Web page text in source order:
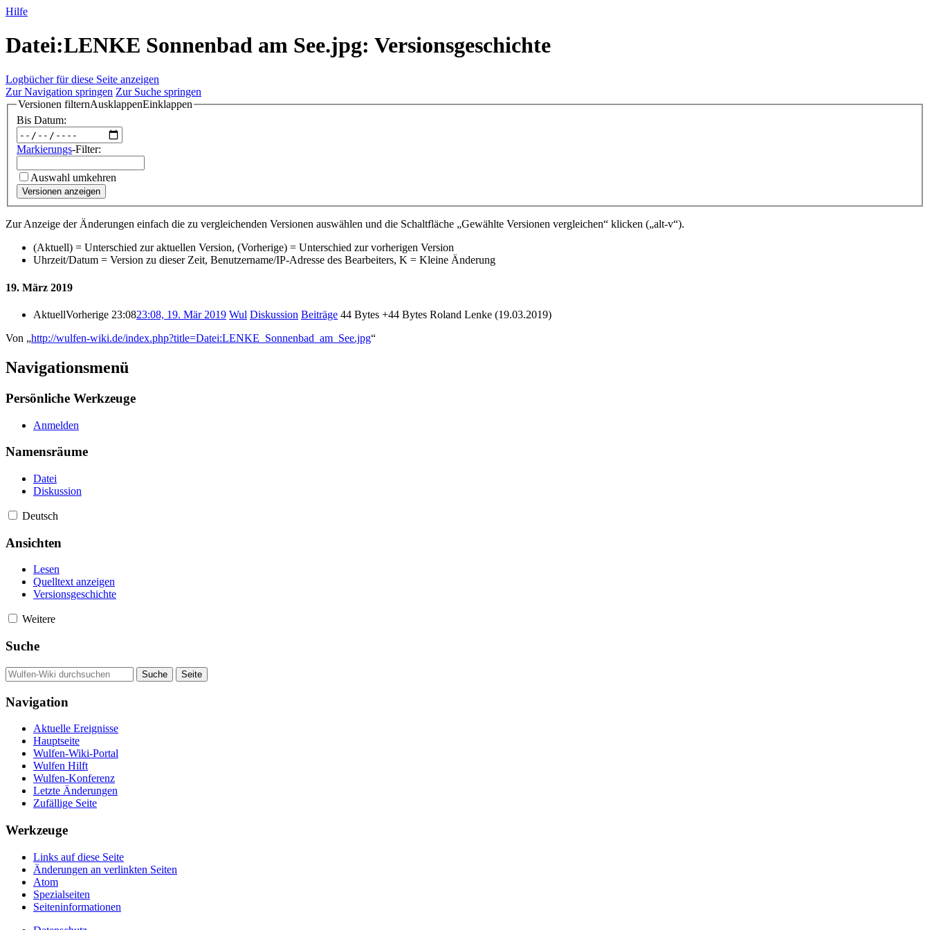
Hilfe
Datei:LENKE Sonnenbad am See.jpg: Versionsgeschichte
Logbücher für diese Seite anzeigen
Zur Navigation springen Zur Suche springen
Versionen filternAusklappenEinklappen
Bis Datum:
Markierungs-Filter:
Auswahl umkehren
Versionen anzeigen
Zur Anzeige der Änderungen einfach die zu vergleichenden Versionen auswählen und die Schaltfläche „Gewählte Versionen vergleichen“ klicken („alt-v“).
(Aktuell) = Unterschied zur aktuellen Version, (Vorherige) = Unterschied zur vorherigen Version
Uhrzeit/Datum = Version zu dieser Zeit, Benutzername/IP-Adresse des Bearbeiters, K = Kleine Änderung
19. März 2019
AktuellVorherige 23:0823:08, 19. Mär 2019 Wul Diskussion Beiträge 44 Bytes +44 Bytes Roland Lenke (19.03.2019)
Von „http://wulfen-wiki.de/index.php?title=Datei:LENKE_Sonnenbad_am_See.jpg“
Navigationsmenü
Persönliche Werkzeuge
Anmelden
Namensräume
Datei
Diskussion
Deutsch
Ansichten
Lesen
Quelltext anzeigen
Versionsgeschichte
Weitere
Suche
Navigation
Aktuelle Ereignisse
Hauptseite
Wulfen-Wiki-Portal
Wulfen Hilft
Wulfen-Konferenz
Letzte Änderungen
Zufällige Seite
Werkzeuge
Links auf diese Seite
Änderungen an verlinkten Seiten
Atom
Spezialseiten
Seiten­­informationen